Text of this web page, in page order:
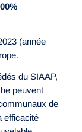
(année
du SIAAP,
peuvent
de
efficacité